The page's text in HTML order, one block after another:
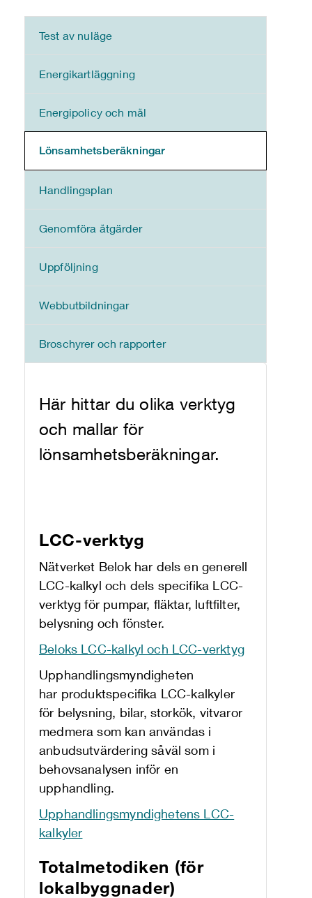
Test av nuläge
Energikartläggning
Energipolicy och mål
Lönsamhetsberäkningar
Handlingsplan
Genomföra åtgärder
Uppföljning
Webbutbildningar
Broschyrer och rapporter
Här hittar du olika verktyg
och mallar för
lönsamhetsberäkningar.
LCC-verktyg
Nätverket Belok har dels en generell
LCC-kalkyl och dels specifika LCC-
verktyg för pumpar, fläktar, luftfilter,
belysning och fönster.
Beloks LCC-kalkyl och LCC-verktyg
Upphandlingsmyndigheten
har produktspecifika LCC-kalkyler
för belysning, bilar, storkök, vitvaror
medmera som kan användas i
anbudsutvärdering såväl som i
behovsanalysen inför en
upphandling.
Upphandlingsmyndighetens LCC-
kalkyler
Totalmetodiken (för
lokalbyggnader)